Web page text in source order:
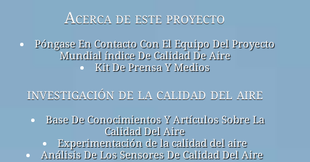
Acerca de este proyecto
Póngase En Contacto Con El Equipo Del Proyecto
Mundial índice De Calidad De Aire
Kit De Prensa Y Medios
investigación de la calidad del aire
Base De Conocimientos Y Artículos Sobre La
Calidad Del Aire
Experimentación de la calidad del aire
Análisis De Los Sensores De Calidad Del Aire